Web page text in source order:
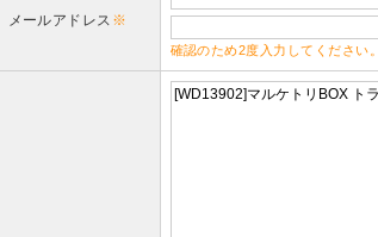
メールアドレス ※
確認のため2度入力してください。